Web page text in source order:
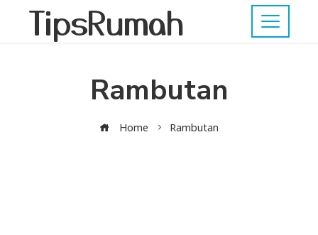
TipsRumah
Rambutan
Home Rambutan